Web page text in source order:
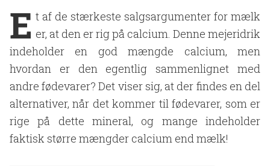
E t af de stærkeste salgsargumenter for mælk
er, at den er rig på calcium. Denne mejeridrik
indeholder en god mængde calcium, men
hvordan er den egentlig sammenlignet med
andre fødevarer? Det viser sig, at der findes en del
alternativer, når det kommer til fødevarer, som er
rige på dette mineral, og mange indeholder
faktisk større mængder calcium end mælk!